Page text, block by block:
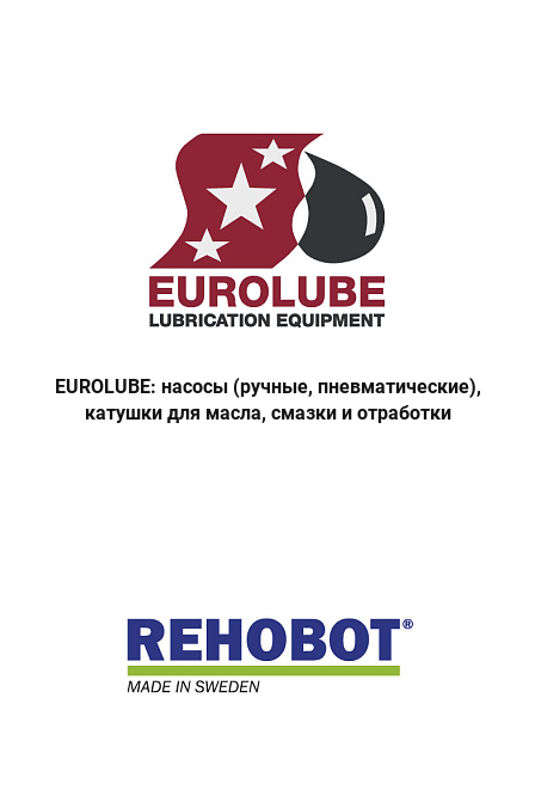
EUROLUBE: насосы (ручные, пневматические),
катушки для масла, смазки и отработки